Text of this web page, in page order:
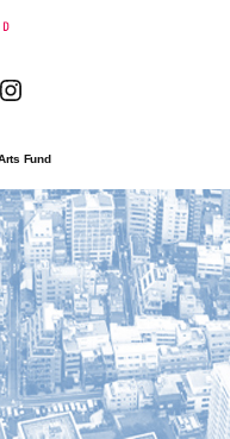
Instagram
Fund